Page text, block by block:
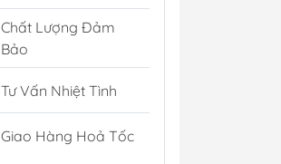
Chất Lượng Đảm
Bảo
Tư Vấn Nhiệt Tình
Giao Hàng Hoả Tốc